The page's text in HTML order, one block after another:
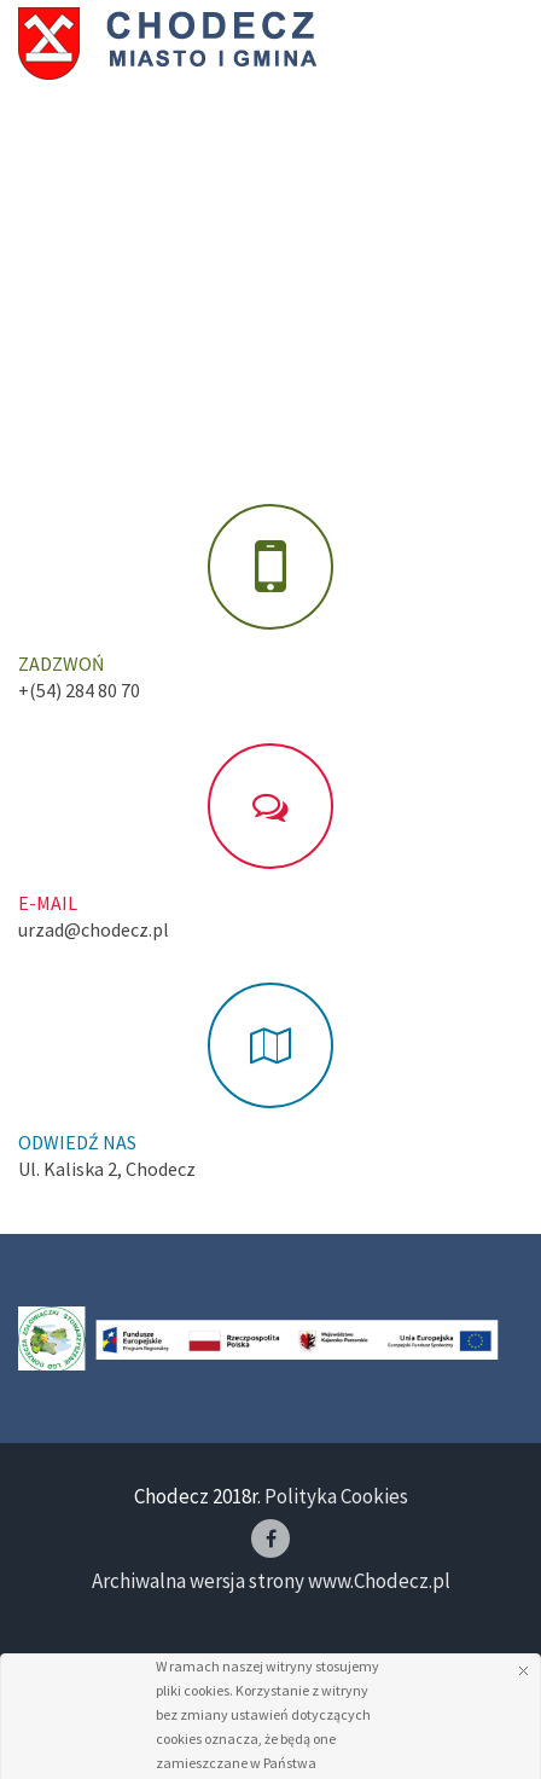
ZADZWOŃ
+(54) 284 80 70
E-MAIL
urzad@chodecz.pl
ODWIEDŹ NAS
Ul. Kaliska 2, Chodecz
Chodecz 2018r. Polityka Cookies
Archiwalna wersja strony www.Chodecz.pl
W ramach naszej witryny stosujemy
pliki cookies. Korzystanie z witryny
bez zmiany ustawień dotyczących
cookies oznacza, że będą one
zamieszczane w Państwa